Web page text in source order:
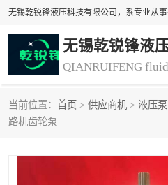
无锡乾锐锋液
当前位置： 首页 > 供应商机 > 液压泵
路机齿轮泵
液压泵
冷却器厂家直销